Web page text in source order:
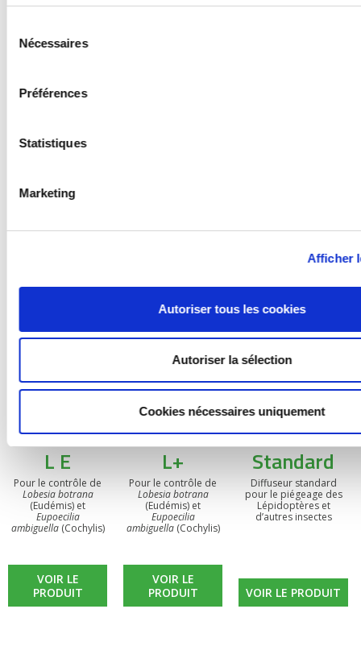
Nécessaires
Préférences
Statistiques
Marketing
Afficher
Autoriser tous les cookies
Autoriser la sélection
Cookies nécessaires uniquement
BIOOtwin®
L E
Pour le contrôle de
Lobesia botrana
(Eudémis) et
Eupoecilia
ambiguella(Cochylis)
VOIR LE
PRODUIT
BIOOtwin®
L+
Pour le contrôle de
Lobesia botrana
(Eudémis) et
Eupoecilia
ambiguella(Cochylis)
VOIR LE
PRODUIT
Diffuseur
Standard
Diffuseur standard
pour le piégeage des
Lépidoptères et
d’autres insectes
VOIR LE PRODUIT